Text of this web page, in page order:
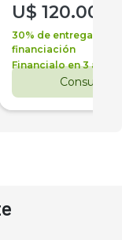
U$ 120.000
30% de entrega +
financiación
Financialo en 3 años
Consultar